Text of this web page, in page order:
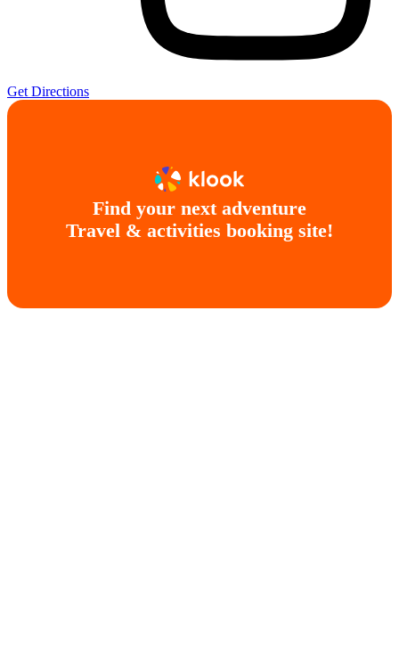
Get Directions
Find your next adventure
Travel & activities booking site!